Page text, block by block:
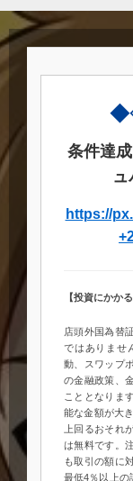
条件達
ュ
https://
【投資にかか
店頭外国為替
ではありませ
動、スワップ
の金融政策、
こととなりま
能な金額が大
上回るおそれ
は無料です。
も取引の額に
最低4％以上の